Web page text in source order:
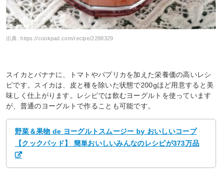
出典:https://cookpad.com/recipe/2288329
スイカとバナナに、トマトやパプリカを加えた栄養価の高いレシ
ピです。スイカは、皮と種を除いた状態で200gほど用意すると美
味しく仕上がります。レシピでは飲むヨーグルトを使っています
が、普通のヨーグルトで作ることも可能です。
野菜＆果物 de ヨーグルトスムージー by おいしいコープ
【クックパッド】 簡単おいしいみんなのレシピが373万品